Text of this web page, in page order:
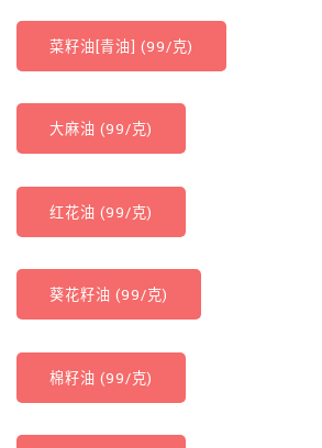
菜籽油[青油] (99/克)
大麻油 (99/克)
红花油 (99/克)
葵花籽油 (99/克)
棉籽油 (99/克)